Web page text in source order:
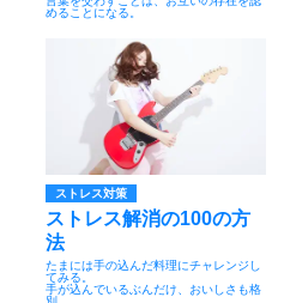
めることになる。
ストレス対策
ストレス解消の100の方
法
たまには手の込んだ料理にチャレンジし
てみる。
手が込んでいるぶんだけ、おいしさも格